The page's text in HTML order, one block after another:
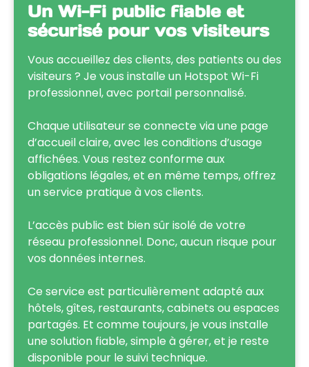
Un Wi-Fi public fiable et
sécurisé pour vos visiteurs
Vous accueillez des clients, des patients ou des
visiteurs ? Je vous installe un Hotspot Wi-Fi
professionnel, avec portail personnalisé.
Chaque utilisateur se connecte via une page
d’accueil claire, avec les conditions d’usage
affichées. Vous restez conforme aux
obligations légales, et en même temps, offrez
un service pratique à vos clients.
L’accès public est bien sûr isolé de votre
réseau professionnel. Donc, aucun risque pour
vos données internes.
Ce service est particulièrement adapté aux
hôtels, gîtes, restaurants, cabinets ou espaces
partagés. Et comme toujours, je vous installe
une solution fiable, simple à gérer, et je reste
disponible pour le suivi technique.